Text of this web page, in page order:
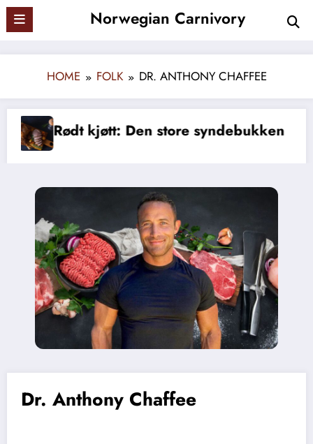
Skip
to
content
Norwegian Carnivory
HOME FOLK DR. ANTHONY CHAFFEE
kjøtt: Den store syndebukken Myten
Dr. Anthony Chaffee